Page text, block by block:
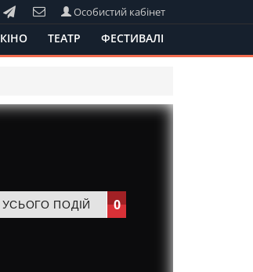
Особистий кабінет
КІНО ТЕАТР ФЕСТИВАЛІ
УСЬОГО ПОДІЙ 0